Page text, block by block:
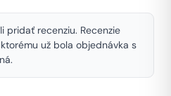
pridať recenziu. Recenzie
už bola objednávka s